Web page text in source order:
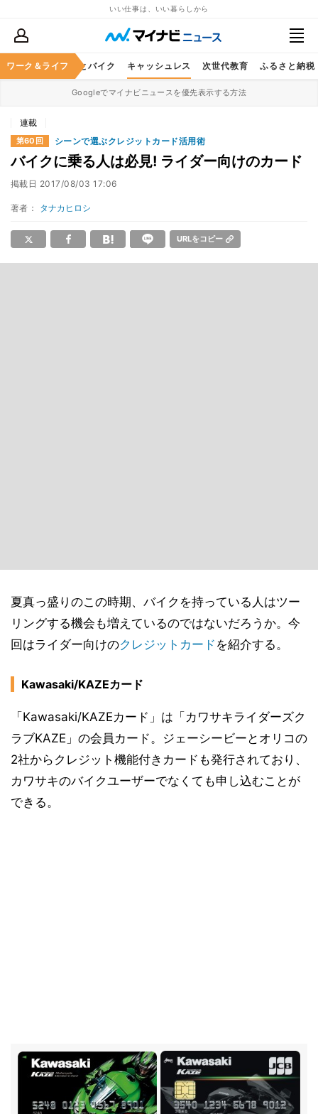
いい仕事は、いい暮らしから
ワーク＆ライフ
レジャー 車とバイク キャッシュレス 次世代教育 ふるさと納税
Googleでマイナビニュースを優先表示する方法
連載
第60回 シーンで選ぶクレジットカード活用術
バイクに乗る人は必見! ライダー向けのカード
掲載日 2017/08/03 17:06
著者： タナカヒロシ
URLをコピー
夏真っ盛りのこの時期、バイクを持っている人はツー
リングする機会も増えているのではないだろうか。今
回はライダー向けのクレジットカード を紹介する。
Kawasaki/KAZEカード
「Kawasaki/KAZEカード」は「カワサキライダーズク
ラブKAZE」の会員カード。ジェーシービーとオリコの
2社からクレジット機能付きカードも発行されており、
カワサキのバイクユーザーでなくても申し込むことが
できる。